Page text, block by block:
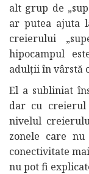
alt grup de
ar putea ajuta
creierului
hipocampul
adulții în vârstă
El a subliniat
dar cu
nivelul
zonele care
conectivitate
nu pot fi